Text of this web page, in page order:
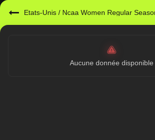
Etats-Unis / Ncaa Women Regular
Aucune donnée disponible